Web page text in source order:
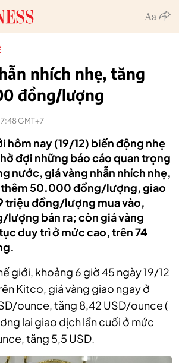
nhích nhẹ, tăng
đồng/lượng
GMT+7
hôm nay (19/12) biến động nhẹ
đợi những báo cáo quan trọng
nước, giá vàng nhẫn nhích nhẹ,
thêm 50.000 đồng/lượng, giao
triệu đồng/lượng mua vào,
lượng bán ra; còn giá vàng
duy trì ở mức cao, trên 74
giới, khoảng 6 giờ 45 ngày 19/12
ở
ounce, tăng 8,42 USD/ounce (
lai giao dịch lần cuối ở mức
tăng 5,5 USD.